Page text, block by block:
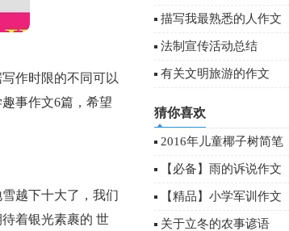
作时限的不同可以
事作文6篇，希望
越下十大了，我们
着银光素裹的 世
篇)描写我最熟悉的人作文
500字
法制宣传活动总结
有关文明旅游的作文
猜你喜欢
2016年儿童椰子树简笔
画大全
【必备】雨的诉说作文
合集6篇
【精品】小学军训作文
合集五篇
关于立冬的农事谚语